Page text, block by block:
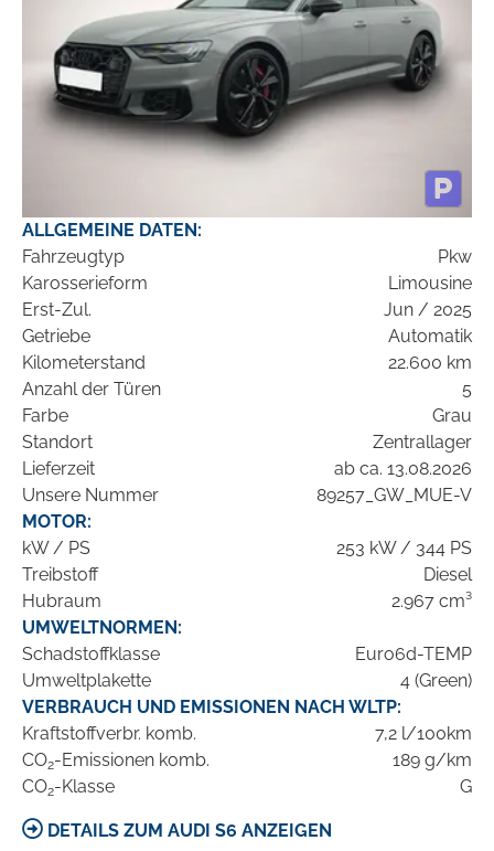
ALLGEMEINE DATEN:
Fahrzeugtyp
Pkw
Karosserieform
Limousine
Erst-Zul.
Jun / 2025
Getriebe
Automatik
Kilometerstand
22.600 km
Anzahl der Türen
5
Farbe
Grau
Standort
Zentrallager
Lieferzeit
ab ca. 13.08.2026
Unsere Nummer
89257_GW_MUE-V
MOTOR:
kW / PS
253 kW / 344 PS
Treibstoff
Diesel
Hubraum
2.967 cm³
UMWELTNORMEN:
Schadstoffklasse
Euro6d-TEMP
Umweltplakette
4 (Green)
VERBRAUCH UND EMISSIONEN NACH WLTP:
Kraftstoffverbr. komb.
7,2 l/100km
CO2-Emissionen komb.
189 g/km
CO2-Klasse G
DETAILS ZUM AUDI S6 ANZEIGEN